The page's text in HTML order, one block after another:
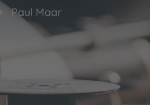
Paul Maar